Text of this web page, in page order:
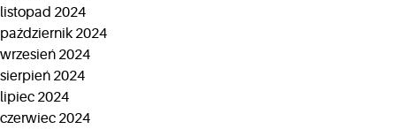
listopad 2024
październik 2024
wrzesień 2024
sierpień 2024
lipiec 2024
czerwiec 2024